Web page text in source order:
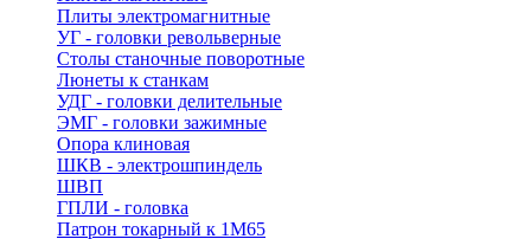
Плиты электромагнитные
УГ - головки револьверные
Столы станочные поворотные
Люнеты к станкам
УДГ - головки делительные
ЭМГ - головки зажимные
Опора клиновая
ШКВ - электрошпиндель
ШВП
ГПЛИ - головка
Патрон токарный к 1М65